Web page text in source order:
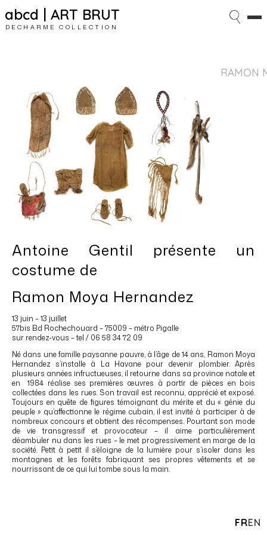
abcd | ART BRUT
DECHARME COLLECTION
RAMON
Antoine Gentil présente un
costume de
Ramon Moya Hernandez
13 juin – 13 juillet
57bis Bd Rochechouard – 75009 – métro Pigalle
sur rendez-vous – tel / 06 58 34 72 09
Né dans une famille paysanne pauvre, à l’âge de 14 ans, Ramon Moya
Hernandez s’installe à La Havane pour devenir plombier. Après
plusieurs années infructueuses, il retourne dans sa province natale et
en 1984 réalise ses premières œuvres à partir de pièces en bois
collectées dans les rues. Son travail est reconnu, apprécié et exposé.
Toujours en quête de figures témoignant du mérite et du « génie du
peuple » qu’affectionne le régime cubain, il est invité à participer à de
nombreux concours et obtient des récompenses. Pourtant son mode
de vie transgressif et provocateur – il aime particulièrement
déambuler nu dans les rues – le met progressivement en marge de la
société. Petit à petit il s’éloigne de la lumière pour s’isoler dans les
montagnes et les forêts fabriquant ses propres vêtements et se
nourrissant de ce qui lui tombe sous la main.
FREN